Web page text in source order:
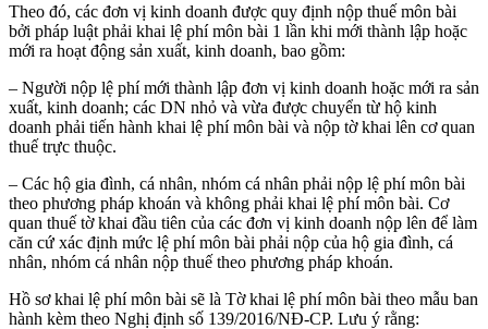
Theo đó, các đơn vị kinh doanh được quy định nộp thuế môn bài
bởi pháp luật phải khai lệ phí môn bài 1 lần khi mới thành lập hoặc
mới ra hoạt động sản xuất, kinh doanh, bao gồm:
– Người nộp lệ phí mới thành lập đơn vị kinh doanh hoặc mới ra sản
xuất, kinh doanh; các DN nhỏ và vừa được chuyển từ hộ kinh
doanh phải tiến hành khai lệ phí môn bài và nộp tờ khai lên cơ quan
thuế trực thuộc.
– Các hộ gia đình, cá nhân, nhóm cá nhân phải nộp lệ phí môn bài
theo phương pháp khoán và không phải khai lệ phí môn bài. Cơ
quan thuế tờ khai đầu tiên của các đơn vị kinh doanh nộp lên để làm
căn cứ xác định mức lệ phí môn bài phải nộp của hộ gia đình, cá
nhân, nhóm cá nhân nộp thuế theo phương pháp khoán.
Hồ sơ khai lệ phí môn bài sẽ là Tờ khai lệ phí môn bài theo mẫu ban
hành kèm theo Nghị định số 139/2016/NĐ-CP. Lưu ý rằng: